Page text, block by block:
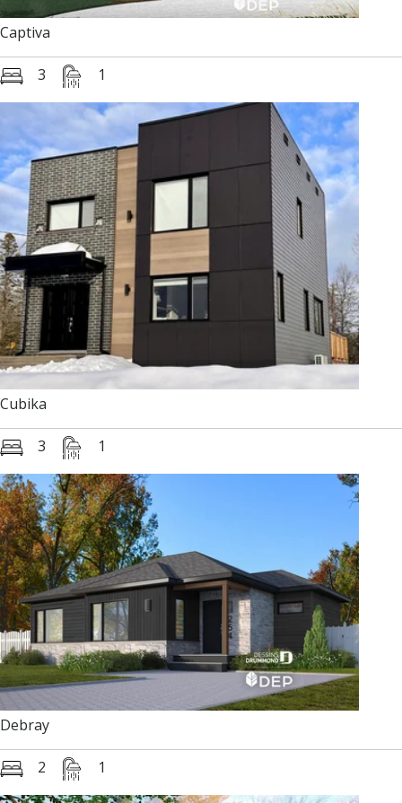
Captiva
3 1
Cubika
3 1
Debray
2 1